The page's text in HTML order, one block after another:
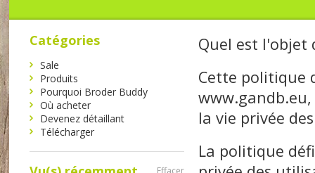
Quel est l'objet
Cette politique
la vie privée
La politique
Catégories
Sale
Produits
Pourquoi Broder Buddy
Où acheter
Devenez détaillant
Télécharger
Effacer